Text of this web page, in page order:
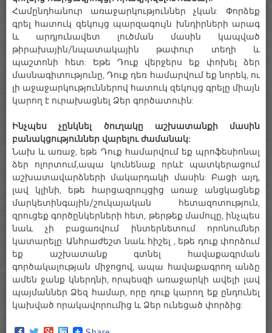
Համընդհանուր առաջարկություններ չկան: Փորձեք
գրել հատուկ զեկույց պարզագույն խնդիրների արագ
և արդյունավետ լուծման մասին կապված
թիրախային/նպատակային թափուր տեղի և
պաշտոնի հետ: Եթե Դուք վերջերս եք փոխել ձեր
մասնագիտությունը, Դուք դեռ համարվում եք նորեկ, ու
լի աջաջարկություններով հատուկ զեկույց գրելը միայն
կարող է ուրախացնել Ձեր գործատուին:
Ինչպես չընկնել ծուղակը աշխատանքի մասին
բանակցություններ վարելու ժամանակ:
Նախ և առաջ, եթե Դուք համարվում եք պրոֆեսիոնալ
ձեր ոլորտում,ապա կունենաք որևէ պատկերացում
աշխատավարձների մակարդակի մասին: Բացի այդ,
լավ կլինի, եթե հարցազրույցից առաջ անցկացնեք
մարկետինգային/շուկայական հետազոտություն,
զրուցեք գործընկերների հետ, թերթեք մամուլը, ինչպես
նաև չի բացառվում ինտերնետում որոնումներ
կատարելը: Անհրաժեշտ նաև հիշել , եթե դուք փորձում
եք աշխատանք գտնել հավաքագրման
գործակալության միջոցով, ապա հավաքագրող անձը
ամեն ջանք կներդնի, որպեսզի առաջարկի ավելի լավ
պայմաններ Ձեզ համար, որը դուք կարող եք ընդունել
կախված որակավորումից և Ձեր ունեցած փորձից: